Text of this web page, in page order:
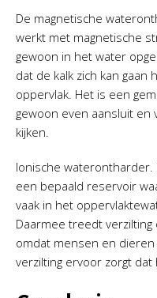
De magnetische
werkt met magnetische
gewoon in het water
dat de kalk zich kan
oppervlak. Het is een
gewoon even aansluit
kijken.
Ionische
een bepaald reservoir
vaak in het
Daarmee treedt
omdat mensen en
verzilting ervoor zorgt